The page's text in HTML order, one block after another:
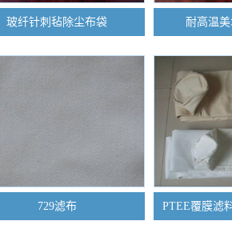
玻纤针刺毡除尘布袋 耐高温
729滤布 PTEE覆膜滤